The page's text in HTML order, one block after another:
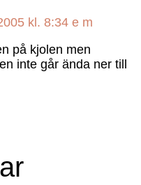
kl. 8:34 e m
på kjolen men
inte går ända ner till